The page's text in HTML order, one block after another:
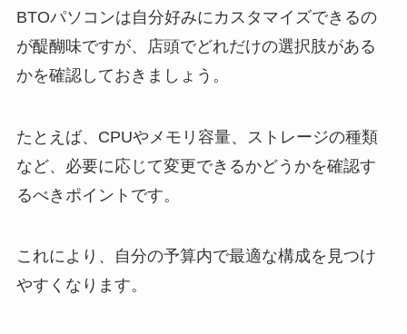
BTOパソコンは自分好みにカスタマイズできるの
が醍醐味ですが、店頭でどれだけの選択肢がある
かを確認しておきましょう。
たとえば、CPUやメモリ容量、ストレージの種類
など、必要に応じて変更できるかどうかを確認す
るべきポイントです。
これにより、自分の予算内で最適な構成を見つけ
やすくなります。